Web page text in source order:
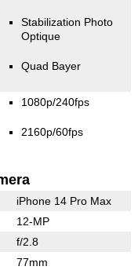
Stabilization Photo
Optique
Quad Bayer
1080p/240fps
2160p/60fps
iPhone 14 Pro Max
12-MP
f/2.8
77mm